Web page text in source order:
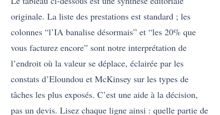
originale. La liste des prestations est standard ; les
colonnes “l’IA banalise désormais” et “les 20% que
vous facturez encore” sont notre interprétation de
l’endroit où la valeur se déplace, éclairée par les
constats d’Eloundou et McKinsey sur les types de
tâches les plus exposés. C’est une aide à la décision,
pas un devis. Lisez chaque ligne ainsi : quelle partie de